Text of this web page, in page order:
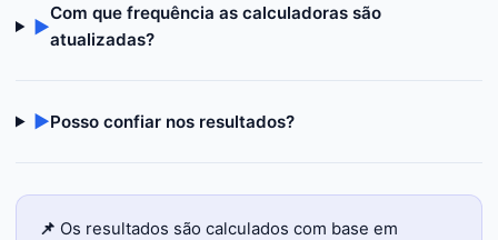
▶
Com que frequência as calculadoras são
atualizadas?
▶Posso confiar nos resultados?
📌 Os resultados são calculados com base em